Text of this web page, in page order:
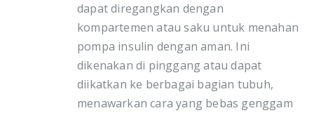
dapat diregangkan dengan
kompartemen atau saku untuk menahan
pompa insulin dengan aman. Ini
dikenakan di pinggang atau dapat
diikatkan ke berbagai bagian tubuh,
menawarkan cara yang bebas genggam